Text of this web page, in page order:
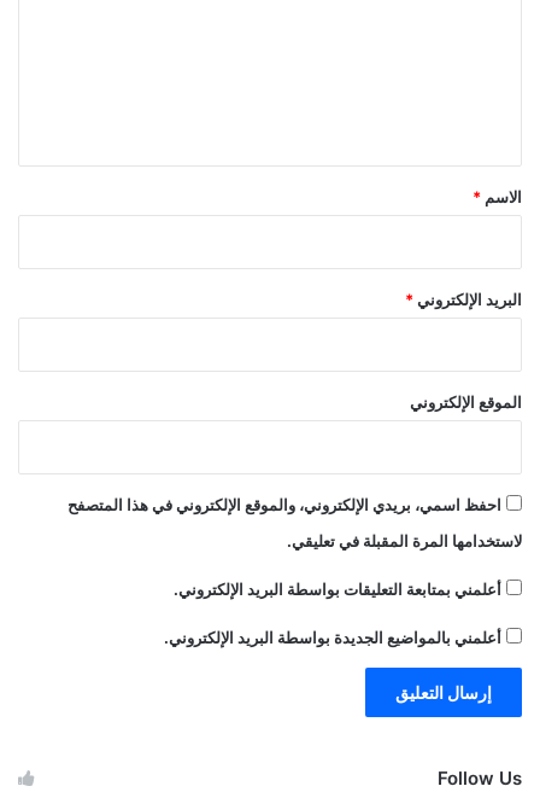
*
الاسم *
البريد الإلكتروني*
الموقع الإلكتروني
احفظ اسمي، بريدي الإلكتروني، والموقع الإلكتروني في هذا المتصفح
لاستخدامها المرة المقبلة في تعليقي.
أعلمني بمتابعة التعليقات بواسطة البريد الإلكتروني.
أعلمني بالمواضيع الجديدة بواسطة البريد الإلكتروني.
Follow Us